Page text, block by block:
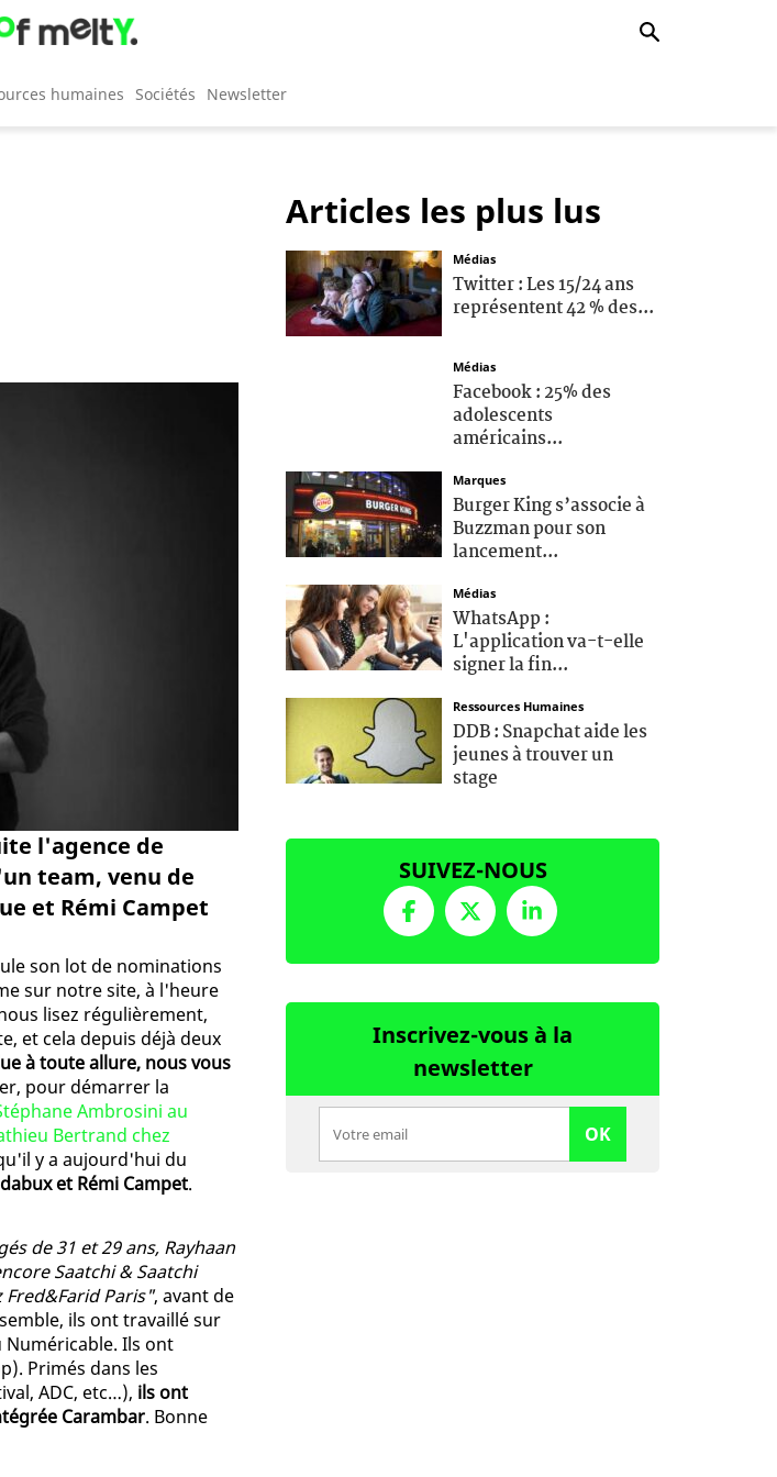
humaines Sociétés Newsletter
l'agence de
team, venu de
et Rémi Campet
son lot de nominations
sur notre site, à l'heure
lisez régulièrement,
et cela depuis déjà deux
à toute allure, nous vous
pour démarrer la
Ambrosini au
Bertrand chez
y a aujourd'hui du
et Rémi Campet.
de 31 et 29 ans, Rayhaan
Saatchi & Saatchi
Paris", avant de
ils ont travaillé sur
Numéricable. Ils ont
Primés dans les
ADC, etc…), ils ont
Carambar. Bonne
Articles les plus lus
Médias
Twitter : Les 15/24 ans
représentent 42 % des...
Médias
Facebook : 25% des
adolescents
américains...
Marques
Burger King s’associe à
Buzzman pour son
lancement...
Médias
WhatsApp :
L'application va-t-elle
signer la fin...
Ressources Humaines
DDB : Snapchat aide les
jeunes à trouver un
stage
SUIVEZ-NOUS
Inscrivez-vous à la
newsletter
OK